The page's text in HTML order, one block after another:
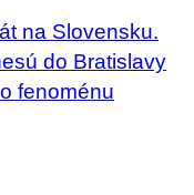
na Slovensku.
do Bratislavy
fenoménu